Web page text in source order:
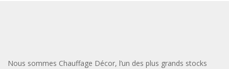
Nous sommes Chauffage Décor, l’un des plus grands stocks